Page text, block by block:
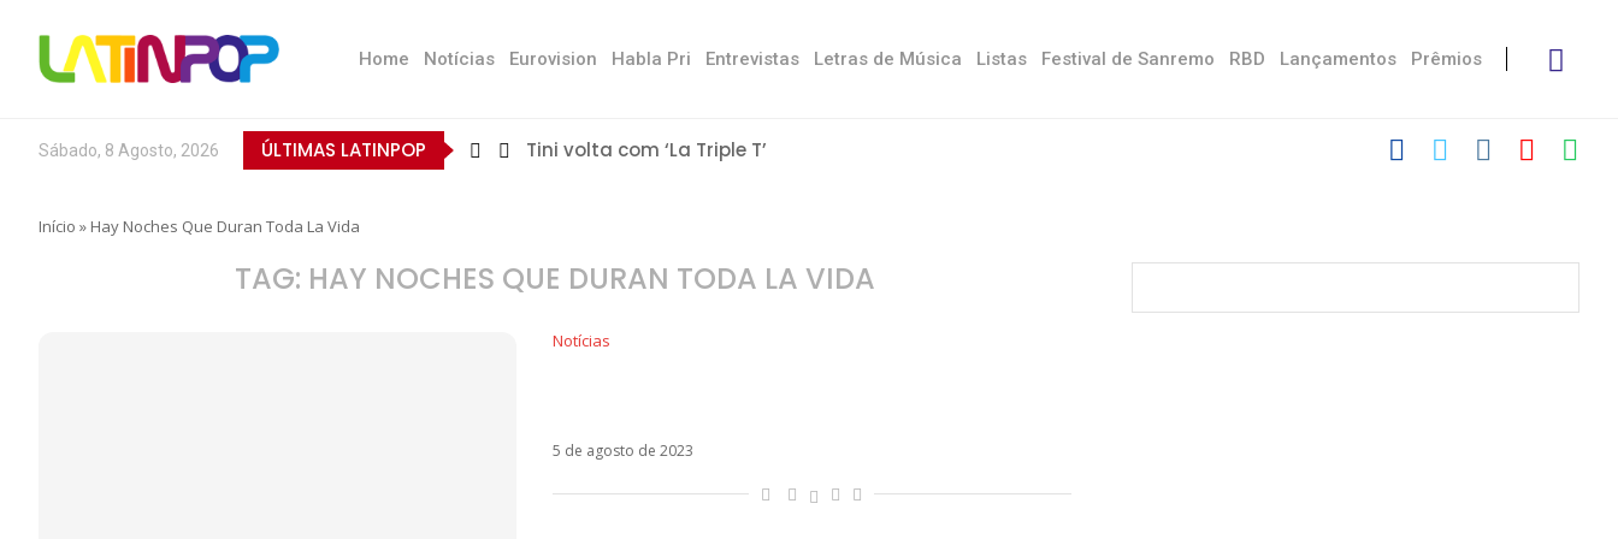
Home Notícias Eurovision Habla Pri Entrevistas Letras de Música Listas Festival de Sanremo RBD Lançamentos Prêmios
Sábado, 8 Agosto, 2026 ÚLTIMAS LATINPOP Tini volta com ‘La Triple T’
Início » Hay Noches Que Duran Toda La Vida
TAG: HAY NOCHES QUE DURAN TODA LA VIDA
Notícias
5 de agosto de 2023